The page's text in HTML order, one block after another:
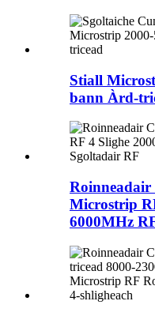
Stiall
bann Àrd-
Microstrip
6000MHz